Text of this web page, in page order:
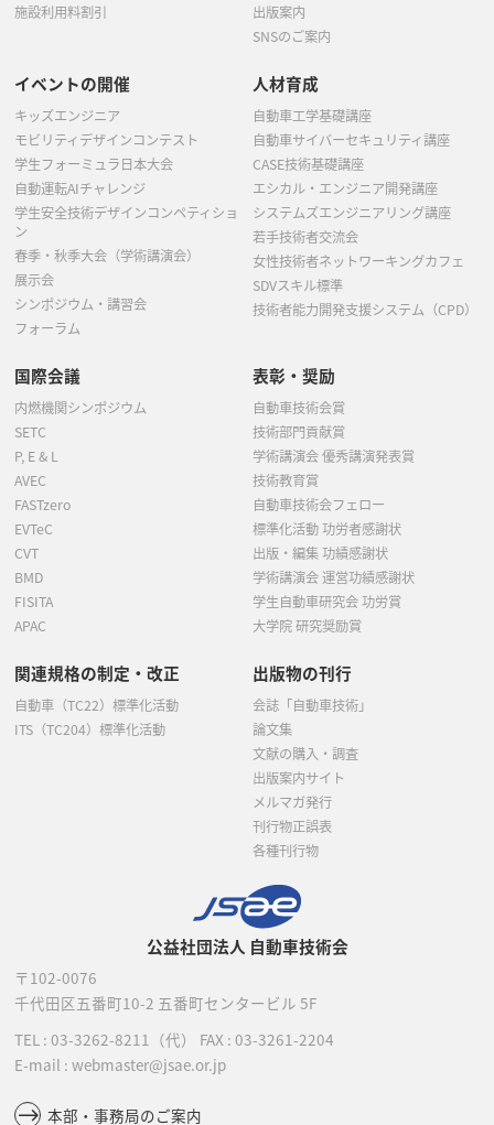
公益社団法人 自動車技術会
〒102-0076
千代田区五番町10-2 五番町センタービル 5F
TEL : 03-3262-8211 （代） FAX : 03-3261-2204
E-mail : webmaster@jsae.or.jp
本部・事務局のご案内
施設利用料割引
出版案内
SNSのご案内
イベントの開催
キッズエンジニア
モビリティデザインコンテスト
学生フォーミュラ日本大会
自動運転AIチャレンジ
学生安全技術デザインコンペティショ
ン
春季・秋季大会（学術講演会）
展示会
シンポジウム・講習会
フォーラム
人材育成
自動車工学基礎講座
自動車サイバーセキュリティ講座
CASE技術基礎講座
エシカル・エンジニア開発講座
システムズエンジニアリング講座
若手技術者交流会
女性技術者ネットワーキングカフェ
SDVスキル標準
技術者能力開発支援システム（CPD）
国際会議
内燃機関シンポジウム
SETC
P, E & L
AVEC
FASTzero
EVTeC
CVT
BMD
FISITA
APAC
表彰・奨励
自動車技術会賞
技術部門貢献賞
学術講演会 優秀講演発表賞
技術教育賞
自動車技術会フェロー
標準化活動 功労者感謝状
出版・編集 功績感謝状
学術講演会 運営功績感謝状
学生自動車研究会 功労賞
大学院 研究奨励賞
関連規格の制定・改正
自動車（TC22）標準化活動
ITS（TC204）標準化活動
出版物の刊行
会誌「自動車技術」
論文集
文献の購入・調査
出版案内サイト
メルマガ発行
刊行物正誤表
各種刊行物